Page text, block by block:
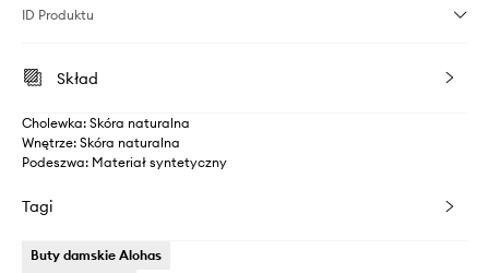
ID Produktu
Skład
Cholewka: Skóra naturalna
Wnętrze: Skóra naturalna
Podeszwa: Materiał syntetyczny
Tagi
Buty damskie Alohas